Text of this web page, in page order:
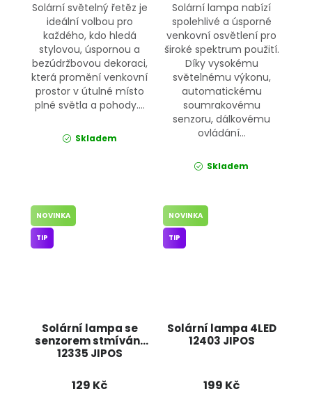
Solární světelný řetěz je
ideální volbou pro
každého, kdo hledá
stylovou, úspornou a
bezúdržbovou dekoraci,
která promění venkovní
prostor v útulné místo
plné světla a pohody....
Skladem
Solární lampa nabízí
spolehlivé a úsporné
venkovní osvětlení pro
široké spektrum použití.
Díky vysokému
světelnému výkonu,
automatickému
soumrakovému
senzoru, dálkovému
ovládání...
Skladem
Solární lampa se
senzorem stmívání
12335 JIPOS
NOVINKA
TIP
129 Kč
Solární lampa 4LED
12403 JIPOS
NOVINKA
TIP
199 Kč